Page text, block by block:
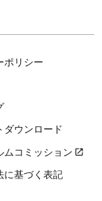
ポリシー
ダウンロード
ムコミッション
に基づく表記